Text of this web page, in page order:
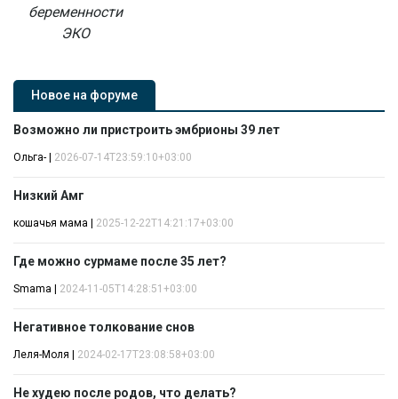
беременности
ЭКО
Новое на форуме
Возможно ли пристроить эмбрионы 39 лет
Ольга- 2026-07-14T23:59:10+03:00
Низкий Амг
кошачья мама 2025-12-22T14:21:17+03:00
Где можно сурмаме после 35 лет?
Smama 2024-11-05T14:28:51+03:00
Негативное толкование снов
Леля-Моля 2024-02-17T23:08:58+03:00
Не худею после родов, что делать?